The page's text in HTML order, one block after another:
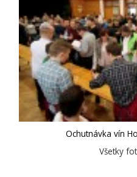
Ochutnávka vín
Všetky